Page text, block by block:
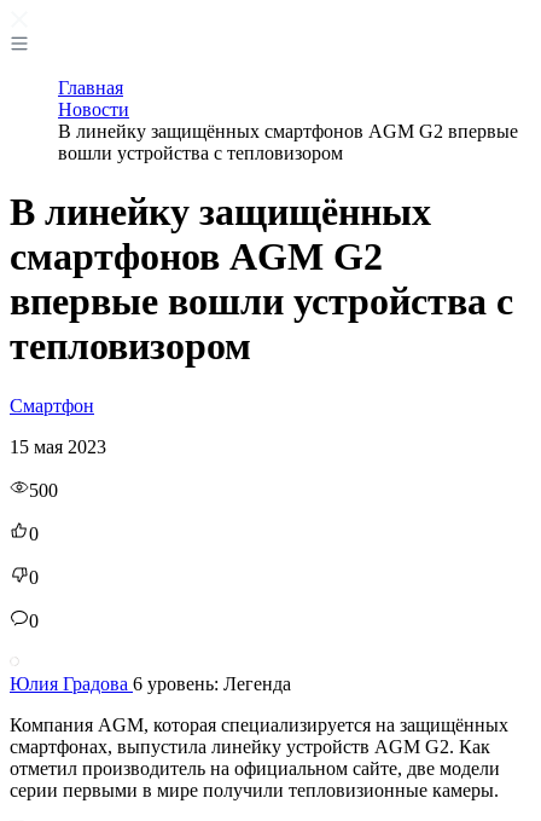
Главная
Новости
В линейку защищённых смартфонов AGM G2 впервые
вошли устройства с тепловизором
В линейку защищённых
смартфонов AGM G2
впервые вошли устройства с
тепловизором
Смартфон
15 мая 2023
500
0
0
0
Юлия Градова 6 уровень: Легенда
Компания AGM, которая специализируется на защищённых
смартфонах, выпустила линейку устройств AGM G2. Как
отметил производитель на официальном сайте, две модели
серии первыми в мире получили тепловизионные камеры.